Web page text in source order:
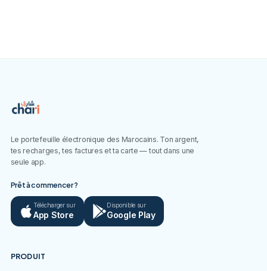
Le portefeuille électronique des Marocains. Ton argent,
tes recharges, tes factures et ta carte — tout dans une
seule app.
Prêt à commencer ?
Télécharger sur
App Store
Disponible sur
Google Play
PRODUIT